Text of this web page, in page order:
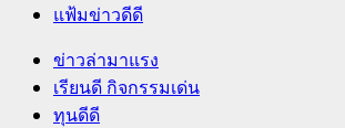
แฟ้มข่าวดีดี
Primary
Menu
ข่าวล่ามาแรง
เรียนดี กิจกรรมเด่น
ทุนดีดี